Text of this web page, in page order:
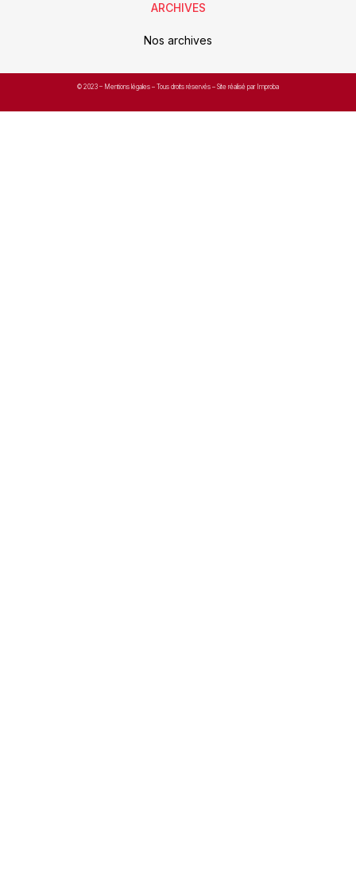
ARCHIVES
Nos archives
© 2023 – Mentions légales – Tous droits réservés – Site réalisé par Improba